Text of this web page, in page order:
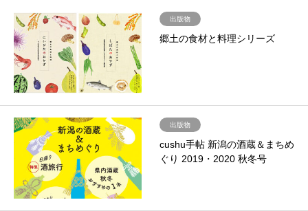
出版物
郷土の食材と料理シリーズ
出版物
cushu手帖 新潟の酒蔵＆まちめ
ぐり 2019・2020 秋冬号